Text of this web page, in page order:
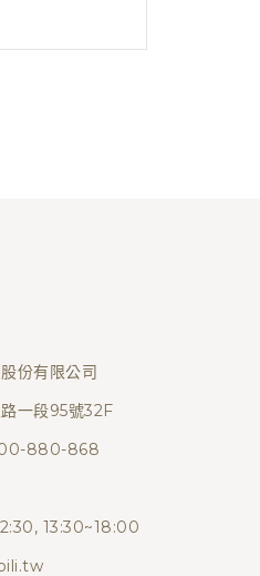
份有限公司
一段95號32F
880-868
13:30~18:00